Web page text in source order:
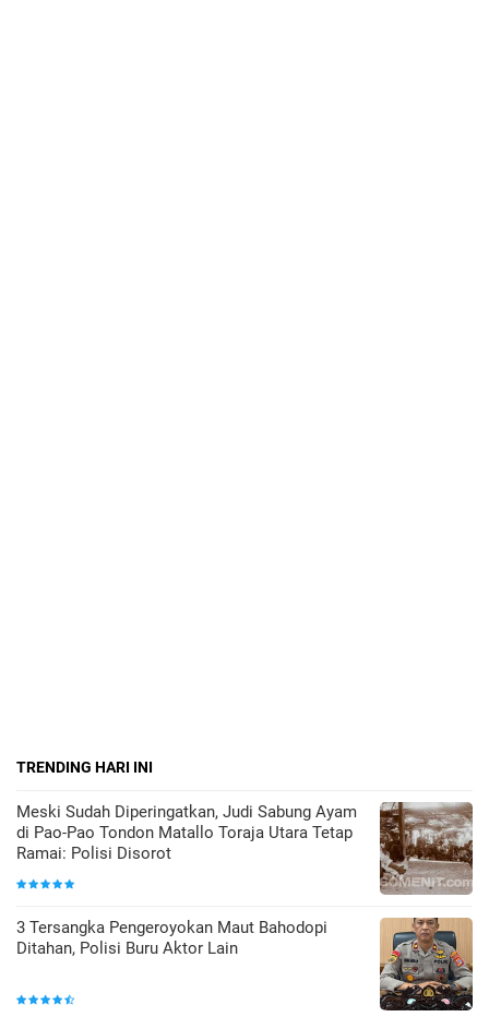
TRENDING HARI INI
Meski Sudah Diperingatkan, Judi Sabung Ayam
di Pao-Pao Tondon Matallo Toraja Utara Tetap
Ramai: Polisi Disorot
3 Tersangka Pengeroyokan Maut Bahodopi
Ditahan, Polisi Buru Aktor Lain